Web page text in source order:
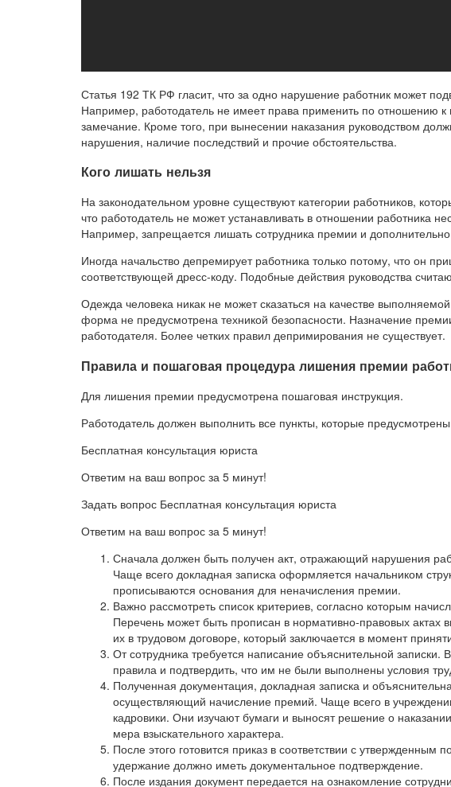
Статья 192 ТК РФ гласит, что за одно нарушение работник может
Например, работодатель не имеет права применить по отношению
замечание. Кроме того, при вынесении наказания руководством
нарушения, наличие последствий и прочие обстоятельства.
Кого лишать нельзя
На законодательном уровне существуют категории работников,
что работодатель не может устанавливать в отношении работника
Например, запрещается лишать сотрудника премии и
Иногда начальство депремирует работника только потому, что он
соответствующей дресс-коду. Подобные действия руководства
Одежда человека никак не может сказаться на качестве
форма не предусмотрена техникой безопасности. Назначение
работодателя. Более четких правил депримирования не существует.
Правила и пошаговая процедура лишения премии
Для лишения премии предусмотрена пошаговая инструкция.
Работодатель должен выполнить все пункты, которые
Бесплатная консультация юриста
Ответим на ваш вопрос за 5 минут!
Задать вопрос Бесплатная консультация юриста
Ответим на ваш вопрос за 5 минут!
Сначала должен быть получен акт, отражающий нарушения
Чаще всего докладная записка оформляется начальником
прописываются основания для неначисления премии.
Важно рассмотреть список критериев, согласно которым
Перечень может быть прописан в нормативно-правовых актах
их в трудовом договоре, который заключается в момент
От сотрудника требуется написание объяснительной
правила и подтвердить, что им не были выполнены условия
Полученная документация, докладная записка и
осуществляющий начисление премий. Чаще всего в
кадровики. Они изучают бумаги и выносят решение о
мера взыскательного характера.
После этого готовится приказ в соответствии с
удержание должно иметь документальное подтверждение.
После издания документ передается на ознакомление